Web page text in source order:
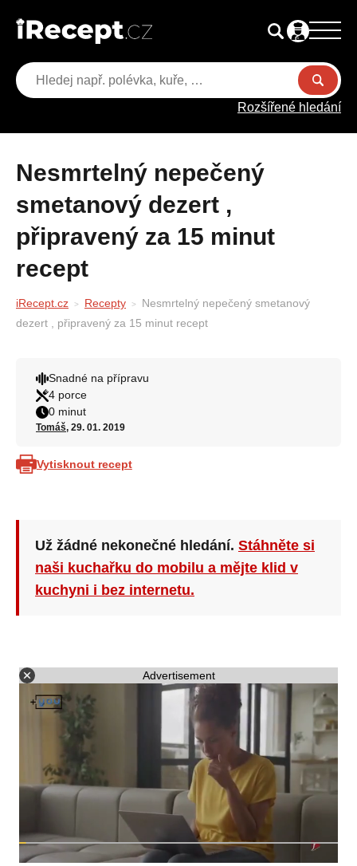
Rozšířené hledání
Nesmrtelný nepečený
smetanový dezert ,
připravený za 15 minut
recept
iRecept.cz Recepty
Nesmrtelný nepečený smetanový
dezert , připravený za 15 minut recept
Snadné na přípravu
4 porce
0 minut
Tomáš, 29. 01. 2019
Vytisknout recept
Už žádné nekonečné hledání. Stáhněte si
naši kuchařku do mobilu a mějte klid v
kuchyni i bez internetu.
Advertisement